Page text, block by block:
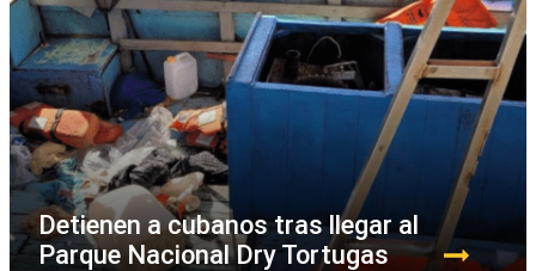
Detienen a cubanos tras llegar al
Parque Nacional Dry Tortugas